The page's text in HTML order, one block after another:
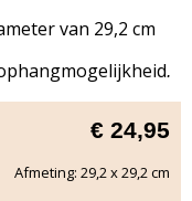
van 29,2 cm
.
€ 24,95
Afmeting: 29,2 x 29,2 cm